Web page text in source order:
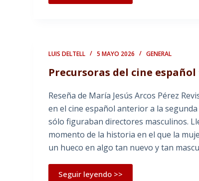
LUIS DELTELL 5 MAYO 2026 GENERAL
Precursoras del cine
Reseña de María Jesús Arcos Pérez
en el cine español anterior a la
sólo figuraban directores masculinos.
momento de la historia en el que la
un hueco en algo tan nuevo y tan
Seguir leyendo >>